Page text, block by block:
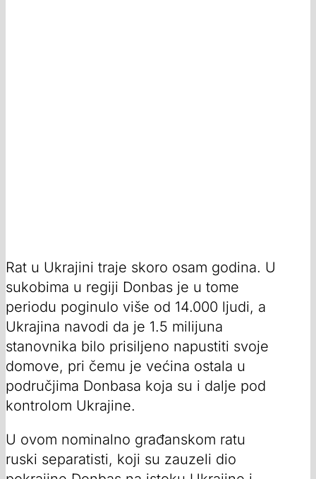
Rat u Ukrajini traje skoro osam godina. U
sukobima u regiji Donbas je u tome
periodu poginulo više od 14.000 ljudi, a
Ukrajina navodi da je 1.5 milijuna
stanovnika bilo prisiljeno napustiti svoje
domove, pri čemu je većina ostala u
područjima Donbasa koja su i dalje pod
kontrolom Ukrajine.
U ovom nominalno građanskom ratu
ruski separatisti, koji su zauzeli dio